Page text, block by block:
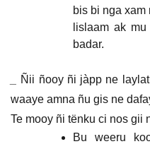
bis bi nga xam
lislaam ak
badar.
Ñii ñooy ñi jàpp ne
waaye amna ñu gis ne
Te mooy ñi tënku ci nos gii
Bu weeru